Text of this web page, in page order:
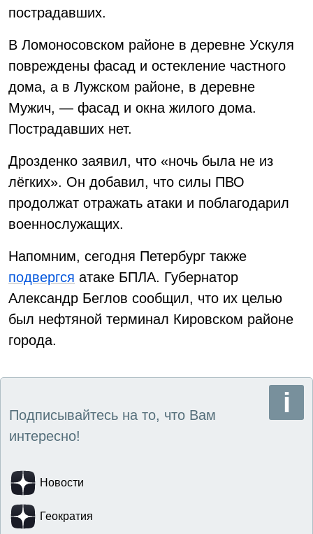
пострадавших.
В Ломоносовском районе в деревне Ускуля
повреждены фасад и остекление частного
дома, а в Лужском районе, в деревне
Мужич, — фасад и окна жилого дома.
Пострадавших нет.
Дрозденко заявил, что «ночь была не из
лёгких». Он добавил, что силы ПВО
продолжат отражать атаки и поблагодарил
военнослужащих.
Напомним, сегодня Петербург также
подвергся атаке БПЛА. Губернатор
Александр Беглов сообщил, что их целью
был нефтяной терминал Кировском районе
города.
Подписывайтесь на то, что Вам
интересно!
Новости
Геократия